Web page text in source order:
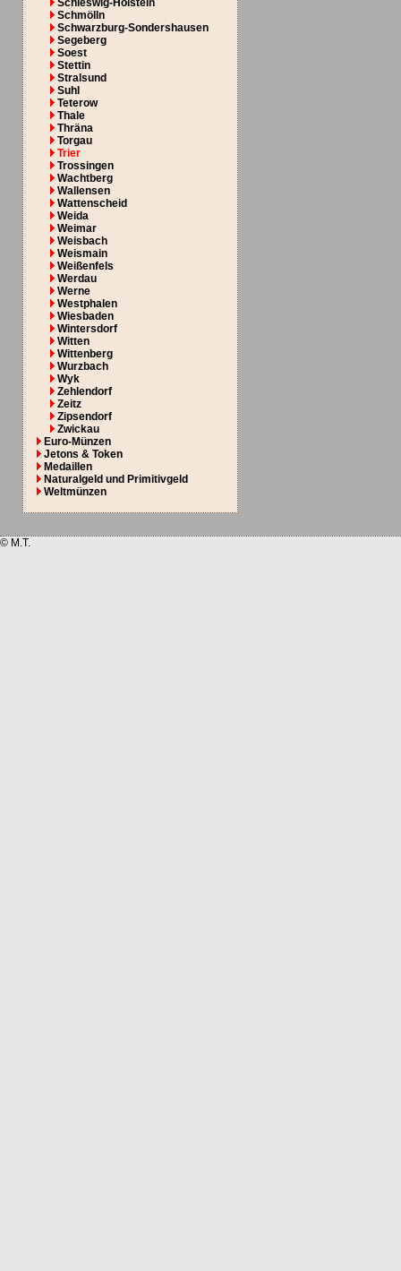
Schleswig-Holstein
Schmölln
Schwarzburg-Sondershausen
Segeberg
Soest
Stettin
Stralsund
Suhl
Teterow
Thale
Thräna
Torgau
Trier
Trossingen
Wachtberg
Wallensen
Wattenscheid
Weida
Weimar
Weisbach
Weismain
Weißenfels
Werdau
Werne
Westphalen
Wiesbaden
Wintersdorf
Witten
Wittenberg
Wurzbach
Wyk
Zehlendorf
Zeitz
Zipsendorf
Zwickau
Euro-Münzen
Jetons & Token
Medaillen
Naturalgeld und Primitivgeld
Weltmünzen
© M.T.